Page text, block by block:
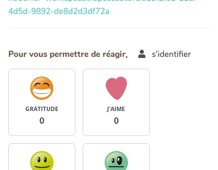
4d5d-9892-de8d2d3df72a
Pour vous permettre de réagir, s'identifier
GRATITUDE
0
J'AIME
0